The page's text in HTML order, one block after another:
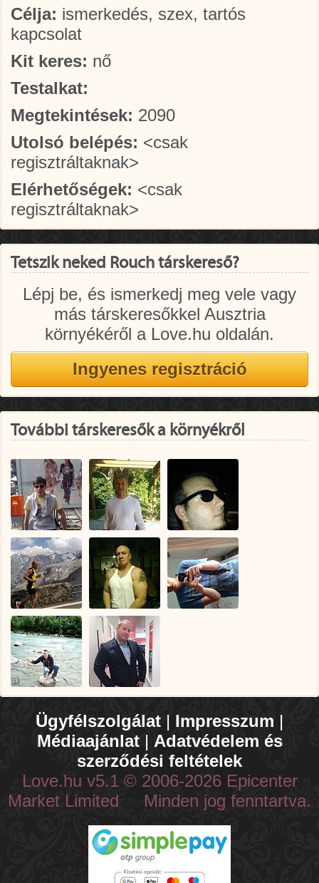
Célja: ismerkedés, szex, tartós
kapcsolat
Kit keres: nő
Testalkat:
Megtekintések: 2090
Utolsó belépés: <csak
regisztráltaknak>
Elérhetőségek: <csak
regisztráltaknak>
Tetszik neked Rouch társkereső?
Lépj be, és ismerkedj meg vele vagy
más társkeresőkkel Ausztria
környékéről a Love.hu oldalán.
További társkeresők a környékről
Ügyfélszolgálat | Impresszum |
Médiaajánlat| Adatvédelem és
szerződési feltételek
Love.hu v5.1 © 2006-2026 Epicenter
Market Limited Minden jog fenntartva.